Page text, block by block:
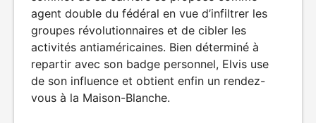
agent double du fédéral en vue d’infiltrer les
groupes révolutionnaires et de cibler les
activités antiaméricaines. Bien déterminé à
repartir avec son badge personnel, Elvis use
de son influence et obtient enfin un rendez-
vous à la Maison-Blanche.